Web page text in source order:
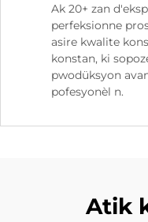
Ak 20+ zan
perfeksionne
asire kwalite
konstan, ki
pwodüksyon
pofesyonèl n.
Atik